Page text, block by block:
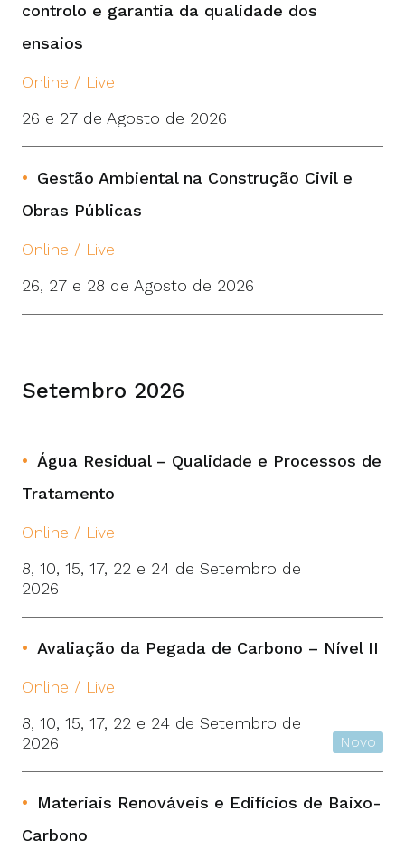
controlo e garantia da qualidade dos
ensaios
Online / Live
26 e 27 de Agosto de 2026
Gestão Ambiental na Construção Civil e
Obras Públicas
Online / Live
26, 27 e 28 de Agosto de 2026
Setembro 2026
Água Residual – Qualidade e Processos de
Tratamento
Online / Live
8, 10, 15, 17, 22 e 24 de Setembro de
2026
Avaliação da Pegada de Carbono – Nível II
Online / Live
8, 10, 15, 17, 22 e 24 de Setembro de
2026
Novo
Materiais Renováveis e Edifícios de Baixo-
Carbono